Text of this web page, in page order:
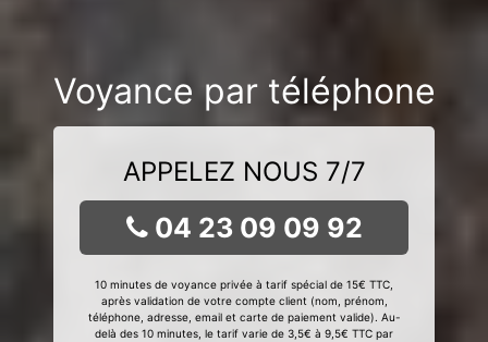
Voyance par téléphone
APPELEZ NOUS 7/7
04 23 09 09 92
10 minutes de voyance privée à tarif spécial de 15€ TTC,
après validation de votre compte client (nom, prénom,
téléphone, adresse, email et carte de paiement valide). Au-
delà des 10 minutes, le tarif varie de 3,5€ à 9,5€ TTC par